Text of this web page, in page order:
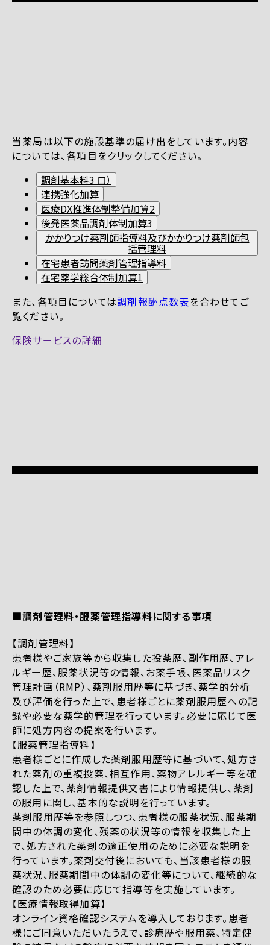
当薬局は以下の施設基準の届け出をしています。内容
については、各項目をクリックしてください。
調剤基本料3 ロ）
連携強化加算
医療DX推進体制整備加算2
後発医薬品調剤体制加算3
かかりつけ薬剤師指導料及びかかりつけ薬剤師包
括管理料
在宅患者訪問薬剤管理指導料
在宅薬学総合体制加算1
また、各項目については調剤報酬点数表を合わせてご
覧ください。
保険サービスの詳細
■調剤管理料・服薬管理指導料に関する事項
【調剤管理料】
患者様やご家族等から収集した投薬歴、副作用歴、アレ
ルギー歴、服薬状況等の情報、お薬手帳、医薬品リスク
管理計画（RMP）、薬剤服用歴等に基づき、薬学的分析
及び評価を行った上で、患者様ごとに薬剤服用歴への記
録や必要な薬学的管理を行っています。必要に応じて医
師に処方内容の提案を行います。
【服薬管理指導料】
患者様ごとに作成した薬剤服用歴等に基づいて、処方さ
れた薬剤の重複投薬、相互作用、薬物アレルギー等を確
認した上で、薬剤情報提供文書により情報提供し、薬剤
の服用に関し、基本的な説明を行っています。
薬剤服用歴等を参照しつつ、患者様の服薬状況、服薬期
間中の体調の変化、残薬の状況等の情報を収集した上
で、処方された薬剤の適正使用のために必要な説明を
行っています。薬剤交付後においても、当該患者様の服
薬状況、服薬期間中の体調の変化等について、継続的な
確認のため必要に応じて指導等を実施しています。
【医療情報取得加算】
オンライン資格確認システムを導入しております。患者
様にご同意いただいたうえで、診療歴や服用薬、特定健